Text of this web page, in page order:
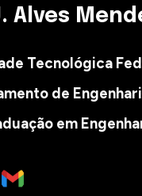
. Alves
Tecnológica
de
em